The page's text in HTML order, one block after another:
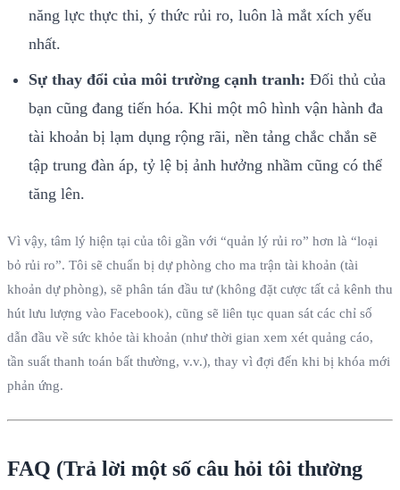
năng lực thực thi, ý thức rủi ro, luôn là mắt xích yếu
nhất.
Sự thay đổi của môi trường cạnh tranh: Đối thủ của
bạn cũng đang tiến hóa. Khi một mô hình vận hành đa
tài khoản bị lạm dụng rộng rãi, nền tảng chắc chắn sẽ
tập trung đàn áp, tỷ lệ bị ảnh hưởng nhầm cũng có thể
tăng lên.
Vì vậy, tâm lý hiện tại của tôi gần với “quản lý rủi ro” hơn là “loại
bỏ rủi ro”. Tôi sẽ chuẩn bị dự phòng cho ma trận tài khoản (tài
khoản dự phòng), sẽ phân tán đầu tư (không đặt cược tất cả kênh thu
hút lưu lượng vào Facebook), cũng sẽ liên tục quan sát các chỉ số
dẫn đầu về sức khỏe tài khoản (như thời gian xem xét quảng cáo,
tần suất thanh toán bất thường, v.v.), thay vì đợi đến khi bị khóa mới
phản ứng.
FAQ (Trả lời một số câu hỏi tôi thường